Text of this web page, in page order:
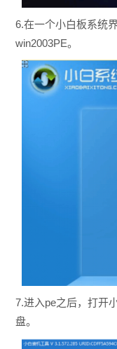
6.在一个小白板系统
win2003PE。
7.进入pe之后，打开
盘。